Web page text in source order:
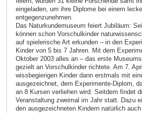
eingeladen, um ihre Diplome bei einem
entgegenzunehmen.
Das Naturkundemuseum feiert Jubiläum:
können schon Vorschulkinder
auf spielerische Art erkunden – in den
Kinder von 5 bis 7 Jahren. Mit dem
Oktober 2003 alles an – das erste
gezielt an Vorschulkinder richtete. Am 7.
wissbegierigen Kinder dann erstmals mit
ausgezeichnet, dem Experimente-Diplom,
an 8 Kursen verliehen wird. Seitdem findet
Veranstaltung zweimal im Jahr statt. Dazu
den ausgezeichneten Kindern natürlich